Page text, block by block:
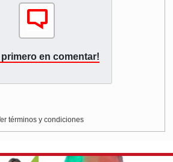
primero en comentar!
términos y condiciones